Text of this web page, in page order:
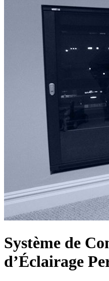
Système de
d’Éclairage